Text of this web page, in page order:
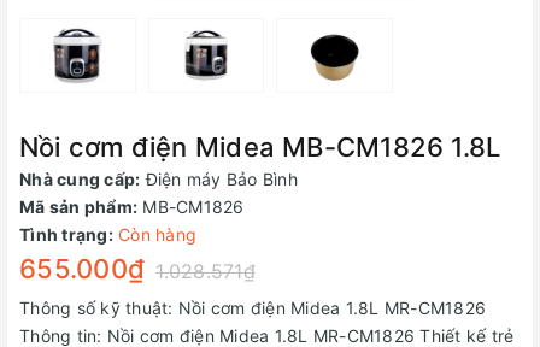
Nồi cơm điện Midea MB-CM1826 1.8L
Nhà cung cấp: Điện máy Bảo Bình
Mã sản phẩm: MB-CM1826
Tình trạng: Còn hàng
655.000₫ 1.028.571₫
Thông số kỹ thuật: Nồi cơm điện Midea 1.8L MR-CM1826
Thông tin: Nồi cơm điện Midea 1.8L MR-CM1826 Thiết kế trẻ